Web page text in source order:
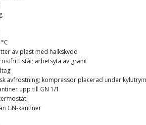
av plast med halkskydd
stål; arbetsyta av granit
avfrostning; kompressor placerad under
upp till GN 1/1
GN-kantiner